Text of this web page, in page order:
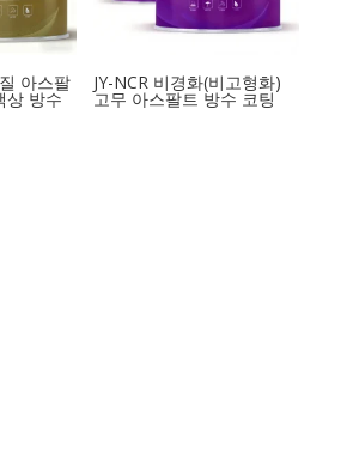
아스팔
상 방수
JY-NCR 비경화(비고형화)
고무 아스팔트 방수 코팅